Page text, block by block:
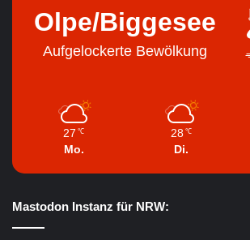
Olpe/Biggesee
Aufgelockerte Bewölkung
27 ℃
Mo.
28 ℃
Di.
Mastodon Instanz für NRW: